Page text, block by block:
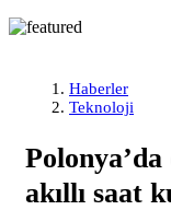
Haberler
Teknoloji
akıllı saat